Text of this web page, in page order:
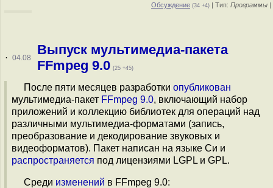
Обсуждение (34 +4) | Тип: Программы |
· 04.08
Выпуск мультимедиа-пакета
FFmpeg 9.0 (25 +45)
После пяти месяцев разработки опубликован
мультимедиа-пакет FFmpeg 9.0, включающий набор
приложений и коллекцию библиотек для операций над
различными мультимедиа-форматами (запись,
преобразование и декодирование звуковых и
видеоформатов). Пакет написан на языке Си и
распространяется под лицензиями LGPL и GPL.
Среди изменений в FFmpeg 9.0: